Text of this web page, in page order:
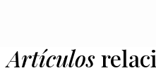
Artículos